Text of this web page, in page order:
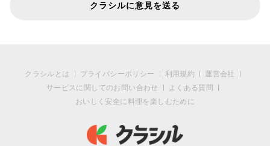
クラシルに意見を送る
クラシルとは プライバシーポリシー 利用規約
運営会社
サービスに関してのお問い合わせ
よくある質問
おいしく安全に料理を楽しむために